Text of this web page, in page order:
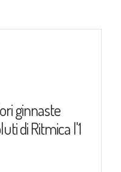
ginnaste
di Ritmica l'1